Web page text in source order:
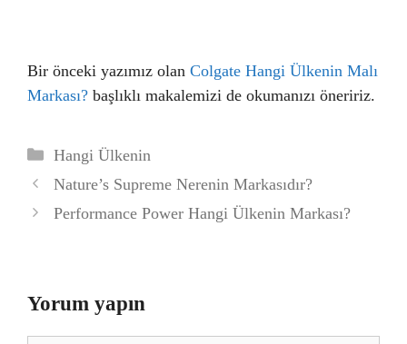
Bir önceki yazımız olan Colgate Hangi Ülkenin Malı
Markası? başlıklı makalemizi de okumanızı öneririz.
Kategoriler
Hangi Ülkenin
Nature’s Supreme Nerenin Markasıdır?
Performance Power Hangi Ülkenin Markası?
Yorum yapın